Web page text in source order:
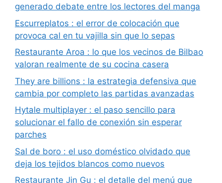
generado debate entre los lectores del manga
Escurreplatos : el error de colocación que
provoca cal en tu vajilla sin que lo sepas
Restaurante Aroa : lo que los vecinos de Bilbao
valoran realmente de su cocina casera
They are billions : la estrategia defensiva que
cambia por completo las partidas avanzadas
Hytale multiplayer : el paso sencillo para
solucionar el fallo de conexión sin esperar
parches
Sal de boro : el uso doméstico olvidado que
deja los tejidos blancos como nuevos
Restaurante Jin Gu : el detalle del menú que